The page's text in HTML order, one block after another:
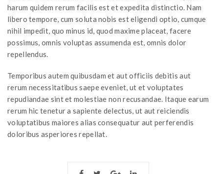
harum quidem rerum facilis est et expedita distinctio. Nam
libero tempore, cum soluta nobis est eligendi optio, cumque
nihil impedit, quo minus id, quod maxime placeat, facere
possimus, omnis voluptas assumenda est, omnis dolor
repellendus.
Temporibus autem quibusdam et aut officiis debitis aut
rerum necessitatibus saepe eveniet, ut et voluptates
repudiandae sint et molestiae non recusandae. Itaque earum
rerum hic tenetur a sapiente delectus, ut aut reiciendis
voluptatibus maiores alias consequatur aut perferendis
doloribus asperiores repellat.